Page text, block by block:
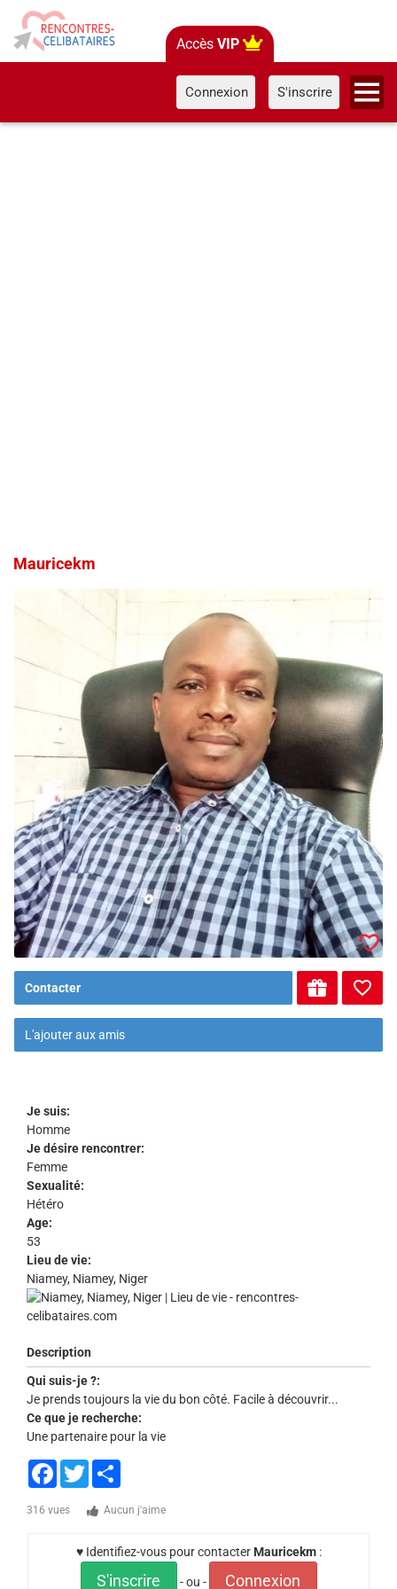
Accès VIP
Connexion S'inscrire
Mauricekm
Contacter
L'ajouter aux amis
Je suis:
Homme
Je désire rencontrer:
Femme
Sexualité:
Hétéro
Age:
53
Lieu de vie:
Niamey, Niamey, Niger
Description
Qui suis-je ?:
Je prends toujours la vie du bon côté. Facile à découvrir...
Ce que je recherche:
Une partenaire pour la vie
Facebook
Twitter
316 vues Aucun j'aime
♥ Identifiez-vous pour contacter Mauricekm:
S'inscrire - ou - Connexion